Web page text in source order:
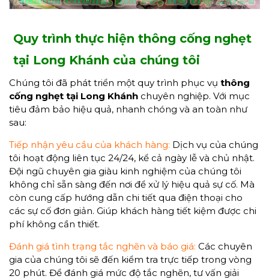
Quy trình thực hiện thông cống nghẹt
tại Long Khánh của chúng tôi
Chúng tôi đã phát triển một quy trình phục vụ thông
cống nghẹt tại Long Khánh chuyên nghiệp. Với mục
tiêu đảm bảo hiệu quả, nhanh chóng và an toàn như
sau:
Tiếp nhận yêu cầu của khách hàng: Dịch vụ của chúng
tôi hoạt động liên tục 24/24, kể cả ngày lễ và chủ nhật.
Đội ngũ chuyên gia giàu kinh nghiệm của chúng tôi
không chỉ sẵn sàng đến nơi để xử lý hiệu quả sự cố. Mà
còn cung cấp hướng dẫn chi tiết qua điện thoại cho
các sự cố đơn giản. Giúp khách hàng tiết kiệm được chi
phí không cần thiết.
Đánh giá tình trạng tắc nghẽn và báo giá: Các chuyên
gia của chúng tôi sẽ đến kiểm tra trực tiếp trong vòng
20 phút. Để đánh giá mức độ tắc nghẽn, tư vấn giải